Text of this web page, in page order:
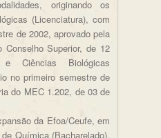
originando os
(Licenciatura), com
de 2002, aprovado pela
Conselho Superior, de 12
Biológicas
no primeiro semestre de
do MEC 1.202, de 03 de
da Efoa/Ceufe, em
Química (Bacharelado),